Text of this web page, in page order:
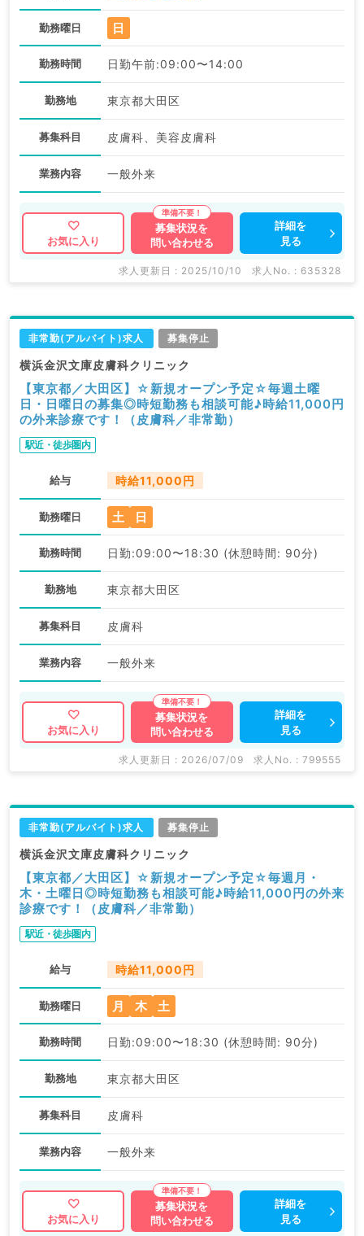
勤務曜日 日
勤務時間 日勤午前:09:00〜14:00
勤務地 東京都大田区
募集科目 皮膚科、美容皮膚科
業務内容 一般外来
お気に入り
募集状況を
問い合わせる
詳細を
見る
求人更新日 : 2025/10/10 求人No. : 635328
非常勤(アルバイト)求人 募集停止
横浜金沢文庫皮膚科クリニック
【東京都／大田区】☆新規オープン予定☆毎週土曜
日・日曜日の募集◎時短勤務も相談可能♪時給11,000円
の外来診療です！（皮膚科／非常勤）
駅近・徒歩圏内
給与 時給11,000円
勤務曜日 土 日
勤務時間 日勤:09:00〜18:30 (休憩時間: 90分)
勤務地 東京都大田区
募集科目 皮膚科
業務内容 一般外来
お気に入り
募集状況を
問い合わせる
詳細を
見る
求人更新日 : 2026/07/09 求人No. : 799555
非常勤(アルバイト)求人 募集停止
横浜金沢文庫皮膚科クリニック
【東京都／大田区】☆新規オープン予定☆毎週月・
木・土曜日◎時短勤務も相談可能♪時給11,000円の外来
診療です！（皮膚科／非常勤）
駅近・徒歩圏内
給与 時給11,000円
勤務曜日 月 木 土
勤務時間 日勤:09:00〜18:30 (休憩時間: 90分)
勤務地 東京都大田区
募集科目 皮膚科
業務内容 一般外来
お気に入り
募集状況を
問い合わせる
詳細を
見る